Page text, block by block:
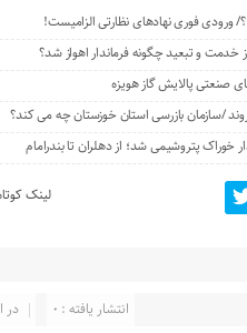
ورودی فوری نهادهای نظارتی الزامیست!
و تبعید چگونه فرماندار اهواز شد؟
صنعتی پالایش گاز هویزه
/سازمان بازرسی استان خوزستان چه می کند؟
خوراک پتروشیمی شد؛ از دهلران تا بندرامام
لینک
در انتشار یافته : 0